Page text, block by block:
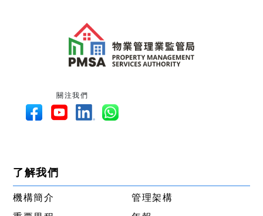
關注我們
了解我們
機構簡介
管理架構